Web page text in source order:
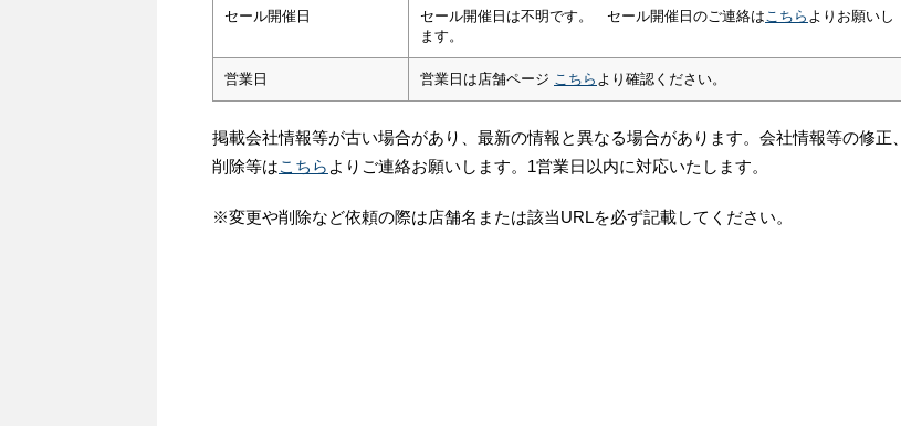
セール開催日 セール開催日は不明です。 セール開催日のご連絡は こちら よりお願いし
ます。
営業日 営業日は店舗ページ こちら より確認ください。
掲載会社情報等が古い場合があり、最新の情報と異なる場合があります。会社情報等の修正、
削除等はこちら よりご連絡お願いします。1営業日以内に対応いたします。
※変更や削除など依頼の際は店舗名または該当URLを必ず記載してください。